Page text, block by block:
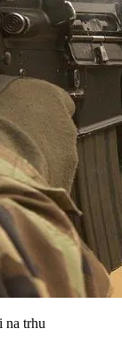
na trhu